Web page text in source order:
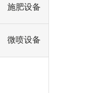
施肥设备
微喷设备